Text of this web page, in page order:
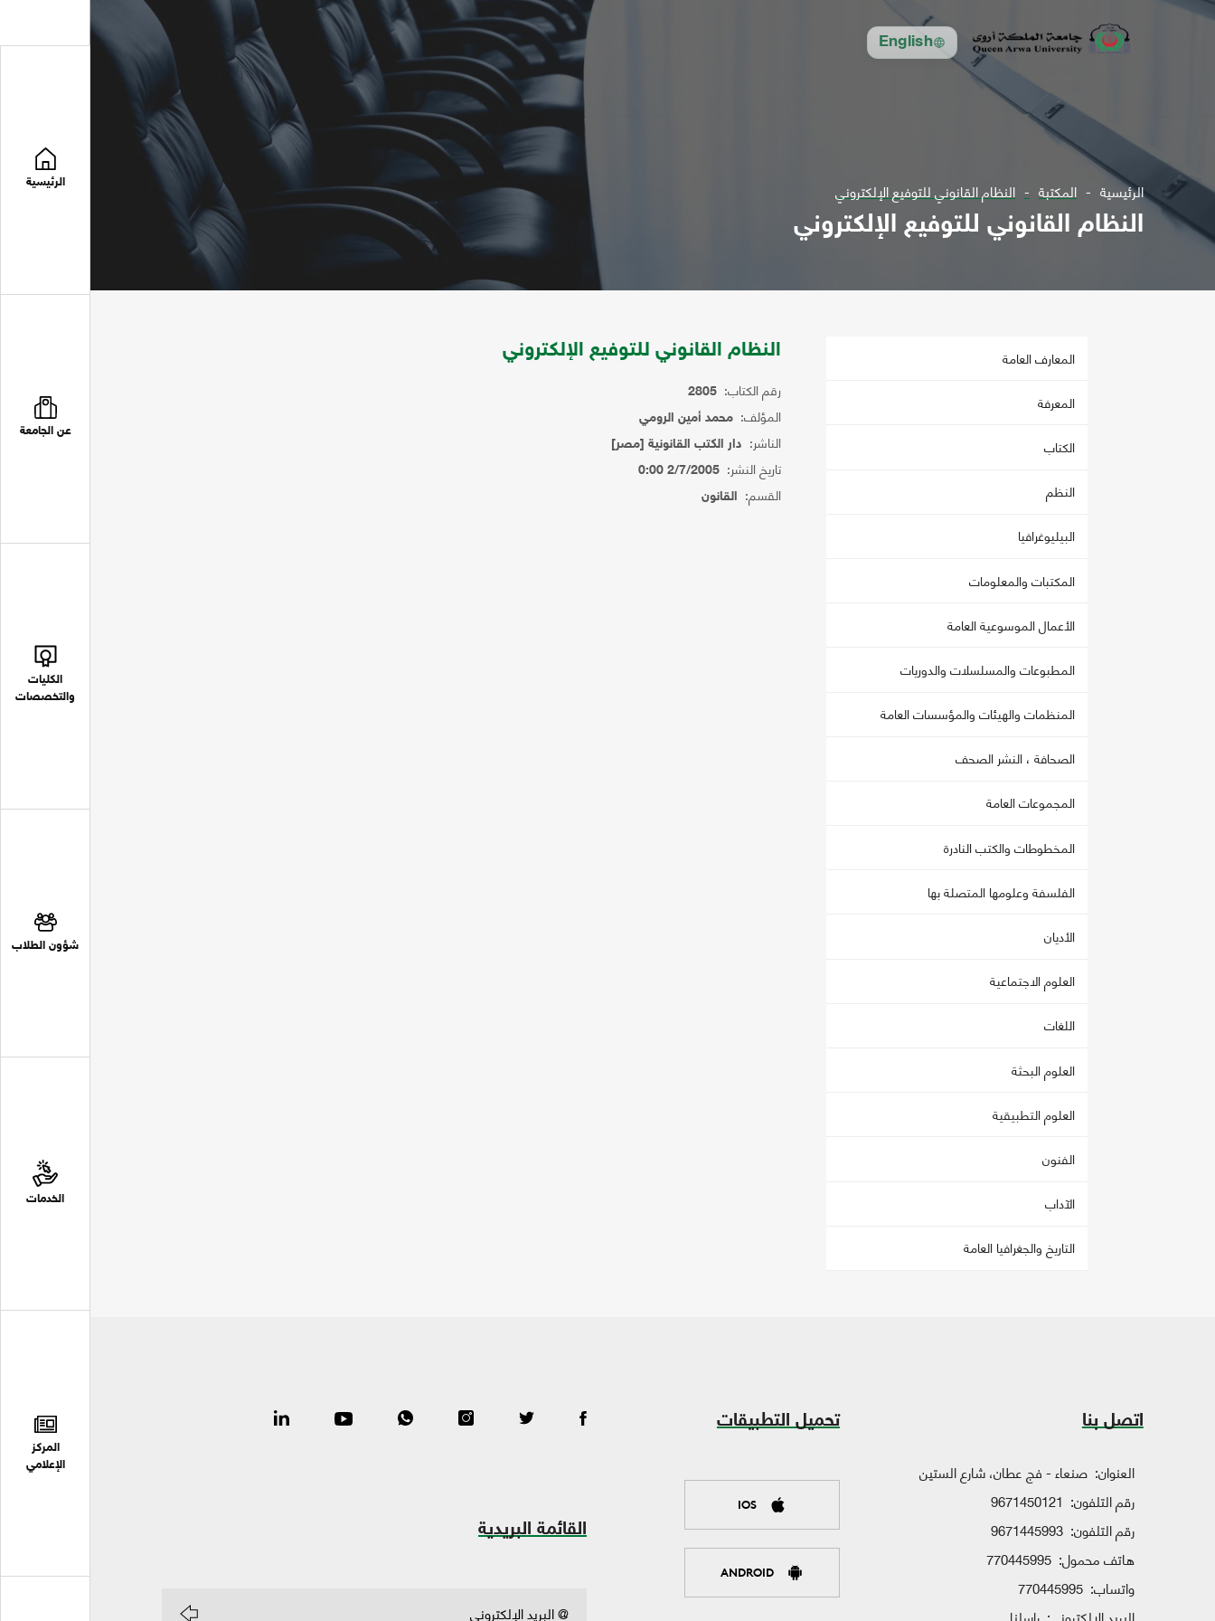
English
الرئيسية
عن الجامعة
الكليات
والتخصصات
شؤون الطلاب
الخدمات
المركز
الإعلامي
الرئيسية المكتبة النظام القانوني للتوفيع الإلكتروني
النظام القانوني للتوفيع الإلكتروني
المعارف العامة
المعرفة
الكتاب
النظم
البيليوغرافيا
المكتبات والمعلومات
الأعمال الموسوعية العامة
المطبوعات والمسلسلات والدوريات
المنظمات والهيئات والمؤسسات العامة
الصحافة ، النشر الصحف
المجموعات العامة
المخطوطات والكتب النادرة
الفلسفة وعلومها المتصلة بها
الأديان
العلوم الاجتماعية
اللغات
العلوم البحثة
العلوم التطبيقية
الفنون
الآداب
التاريخ والجغرافيا العامة
النظام القانوني للتوفيع الإلكتروني
رقم الكتاب: 2805
المؤلف: محمد أمين الرومي
الناشر: دار الكتب القانونية [مصر]
تاريخ النشر: 2/7/2005 0:00
القسم: القانون
اتصل بنا
العنوان: صنعاء - فج عطان، شارع الستين
رقم التلفون: 9671450121
رقم التلفون: 9671445993
هاتف محمول: 770445995
واتساب: 770445995
تحميل التطبيقات
IOS
ANDROID
القائمة البريدية